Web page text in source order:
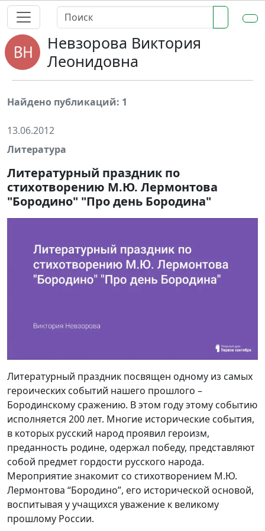
Невзорова Виктория
Леонидовна
Найдено публикаций: 1
13.06.2012
Литература
Литературный праздник по
стихотворению М.Ю. Лермонтова
"Бородино" "Про день Бородина"
Литературный праздник посвящен одному из самых
героических событий нашего прошлого –
Бородинскому сражению. В этом году этому событию
исполняется 200 лет. Многие исторические события,
в которых русский народ проявил героизм,
преданность родине, одержал победу, представляют
собой предмет гордости русского народа.
Мероприятие знакомит со стихотворением М.Ю.
Лермонтова “Бородино”, его исторической основой,
воспитывая у учащихся уважение к великому
прошлому России.